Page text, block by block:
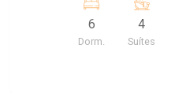
térreo, o hall de entrada
elegantes salas de
complementadas por
6
Dorm.
4
Suítes